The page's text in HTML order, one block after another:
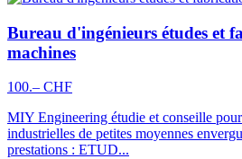
Bureau d'ingénieurs études et
machines
100.– CHF
MIY Engineering étudie et conseille
industrielles de petites moyennes
prestations : ETUD...